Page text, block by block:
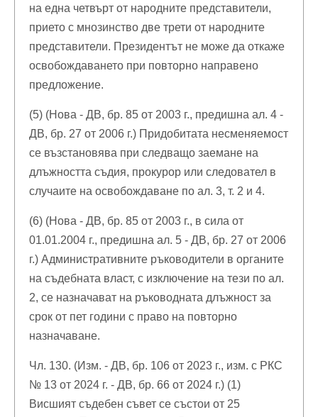
на една четвърт от народните представители,
прието с мнозинство две трети от народните
представители. Президентът не може да откаже
освобождаването при повторно направено
предложение.
(5) (Нова - ДВ, бр. 85 от 2003 г., предишна ал. 4 -
ДВ, бр. 27 от 2006 г.) Придобитата несменяемост
се възстановява при следващо заемане на
длъжността съдия, прокурор или следовател в
случаите на освобождаване по ал. 3, т. 2 и 4.
(6) (Нова - ДВ, бр. 85 от 2003 г., в сила от
01.01.2004 г., предишна ал. 5 - ДВ, бр. 27 от 2006
г.) Административните ръководители в органите
на съдебната власт, с изключение на тези по ал.
2, се назначават на ръководната длъжност за
срок от пет години с право на повторно
назначаване.
Чл. 130. (Изм. - ДВ, бр. 106 от 2023 г., изм. с РКС
№ 13 от 2024 г. - ДВ, бр. 66 от 2024 г.) (1)
Висшият съдебен съвет се състои от 25